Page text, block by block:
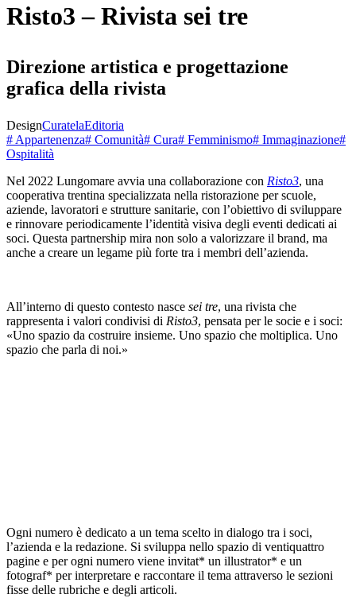
Risto3 – Rivista sei tre
Direzione artistica e progettazione
grafica della rivista
DesignCuratelaEditoria
# Appartenenza# Comunità# Cura# Femminismo# Immaginazione#
Ospitalità
Nel 2022 Lungomare avvia una collaborazione con Risto3, una
cooperativa trentina specializzata nella ristorazione per scuole,
aziende, lavoratori e strutture sanitarie, con l’obiettivo di sviluppare
e rinnovare periodicamente l’identità visiva degli eventi dedicati ai
soci. Questa partnership mira non solo a valorizzare il brand, ma
anche a creare un legame più forte tra i membri dell’azienda.
All’interno di questo contesto nasce sei tre, una rivista che
rappresenta i valori condivisi di Risto3, pensata per le socie e i soci:
«Uno spazio da costruire insieme. Uno spazio che moltiplica. Uno
spazio che parla di noi.»
Ogni numero è dedicato a un tema scelto in dialogo tra i soci,
l’azienda e la redazione. Si sviluppa nello spazio di ventiquattro
pagine e per ogni numero viene invitat* un illustrator* e un
fotograf* per interpretare e raccontare il tema attraverso le sezioni
fisse delle rubriche e degli articoli.